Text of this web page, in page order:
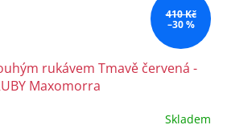
410 Kč
–30 %
rukávem Tmavě červená -
Maxomorra
Skladem